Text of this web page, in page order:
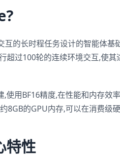
的长时程任务设计的智能体基
过100轮的连续环境交互,使其
用BF16精度,在性能和内存效
8GB的GPU内存,可以在消费级
特性